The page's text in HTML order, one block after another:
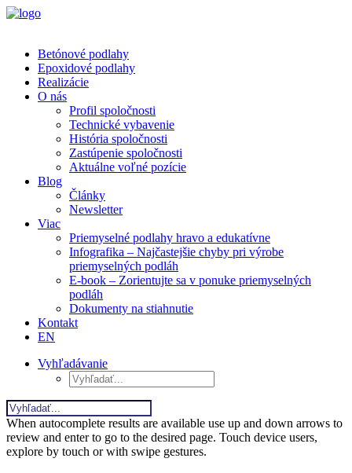
Betónové podlahy
Epoxidové podlahy
Realizácie
O nás
Profil spoločnosti
Technické vybavenie
História spoločnosti
Zastúpenie spoločnosti
Aktuálne voľné pozície
Blog
Články
Newsletter
Viac
Priemyselné podlahy hravo a edukatívne
Infografika – Najčastejšie chyby pri výrobe
priemyselných podláh
E-book – Zorientujte sa v ponuke priemyselných
podláh
Dokumenty na stiahnutie
Kontakt
EN
Vyhľadávanie
When autocomplete results are available use up and down arrows to
review and enter to go to the desired page. Touch device users,
explore by touch or with swipe gestures.